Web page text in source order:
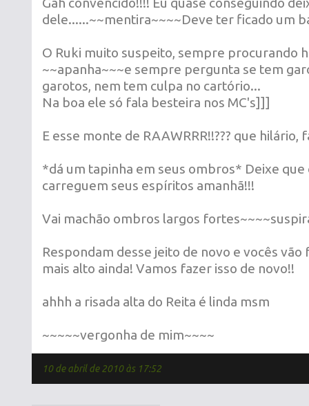
dele......~~mentira~~~~Deve ter ficado um
O Ruki muito suspeito, sempre procurando
~~apanha~~~e sempre pergunta se tem
garotos, nem tem culpa no cartório...
Na boa ele só fala besteira nos MC's]]]
E esse monte de RAAWRRR!!??? que hilário,
*dá um tapinha em seus ombros* Deixe que
carreguem seus espíritos amanhã!!!
Vai machão ombros largos
Respondam desse jeito de novo e vocês vão
mais alto ainda! Vamos fazer isso de novo!!
ahhh a risada alta do Reita é linda msm
~~~~~vergonha de mim~~~~
10 de abril de 2010 às 17:52